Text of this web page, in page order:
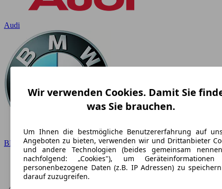
Audi
BMW
Wir verwenden Cookies. Damit Sie
was Sie brauchen.
Um Ihnen die bestmögliche Benutzererfahrung auf
Angeboten zu bieten, verwenden wir und Drittanbieter
und andere Technologien (beides gemeinsam
nachfolgend: „Cookies"), um
personenbezogene Daten (z.B. IP Adressen) zu
darauf zuzugreifen.